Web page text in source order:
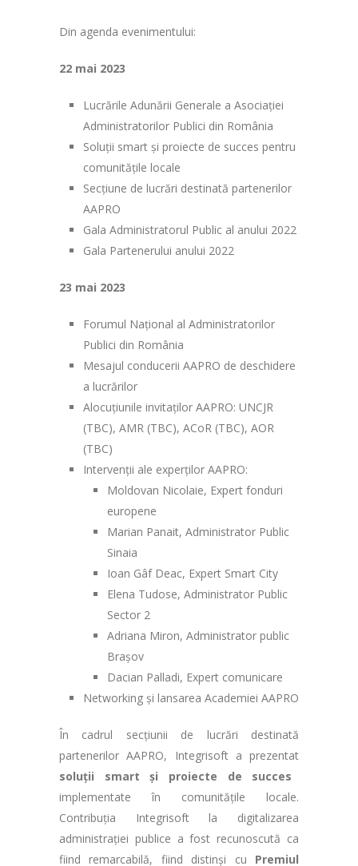
Din agenda evenimentului:
22 mai 2023
Lucrările Adunării Generale a Asociației
Administratorilor Publici din România
Soluții smart și proiecte de succes pentru
comunitățile locale
Secțiune de lucrări destinată partenerilor
AAPRO
Gala Administratorul Public al anului 2022
Gala Partenerului anului 2022
23 mai 2023
Forumul Național al Administratorilor
Publici din România
Mesajul conducerii AAPRO de deschidere
a lucrărilor
Alocuțiunile invitaților AAPRO: UNCJR
(TBC), AMR (TBC), ACoR (TBC), AOR
(TBC)
Intervenții ale experților AAPRO:
Moldovan Nicolaie, Expert fonduri
europene
Marian Panait, Administrator Public
Sinaia
Ioan Gâf Deac, Expert Smart City
Elena Tudose, Administrator Public
Sector 2
Adriana Miron, Administrator public
Brașov
Dacian Palladi, Expert comunicare
Networking și lansarea Academiei AAPRO
În cadrul secțiunii de lucrări destinată
partenerilor AAPRO, Integrisoft a prezentat
soluții smart și proiecte de succes
implementate în comunitățile locale.
Contribuția Integrisoft la digitalizarea
administrației publice a fost recunoscută ca
fiind remarcabilă, fiind distinși cu Premiul